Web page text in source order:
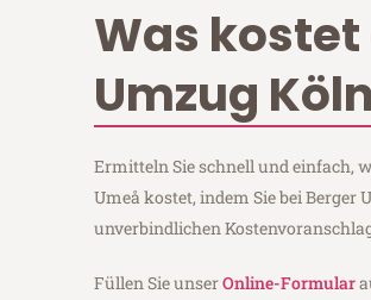
Was kostet
Umzug
Ermitteln Sie schnell und einfach,
Umeå kostet, indem Sie bei Berger
unverbindlichen
Füllen Sie unserOnline-Formular